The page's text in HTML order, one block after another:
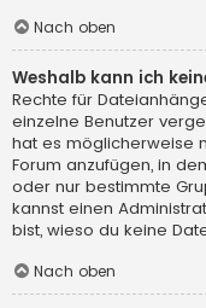
Nach oben
Weshalb kann ich
Rechte für
einzelne Benutzer
hat es möglicherweise
Forum anzufügen, in
oder nur bestimmte
kannst einen
bist, wieso du keine
Nach oben